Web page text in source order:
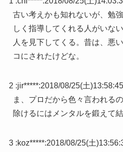
古い考えかも知れないが、勉
しく指導してくれる人がいな
人を見下してくる。昔は、悪
コにされたけどな。
2 :jir*****:2018/08/25(土)13:58:45
ま、プロだから色々言われる
除けるにはメンタルを鍛えて
3 :koz*****:2018/08/25(土